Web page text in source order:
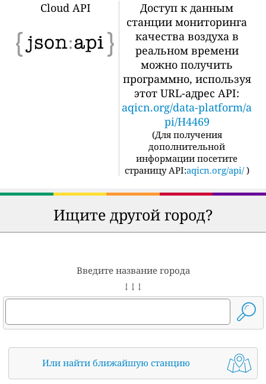
Cloud API
Доступ к данным
станции мониторинга
качества воздуха в
реальном времени
можно получить
программно, используя
этот URL-адрес API:
aqicn.org/data-platform/a
pi/H4469
(Для получения
дополнительной
информации посетите
страницу API:aqicn.org/api/ )
Ищите другой город?
Введите название города
↓ ↓ ↓
Или найти ближайшую станцию